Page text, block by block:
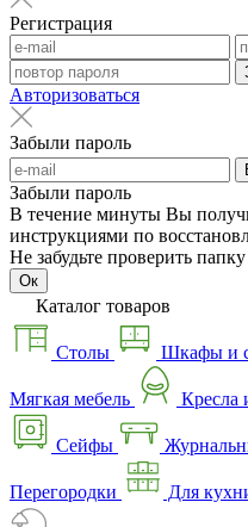
Регистрация
Авторизоваться
Забыли пароль
Забыли пароль
В течение минуты Вы
инструкциями по
Не забудьте проверить
Ок
Каталог товаров
Столы Шкафы и
Мягкая мебель Кресла
Сейфы
Перегородки Для